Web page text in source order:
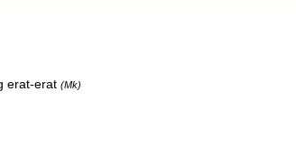
erat-erat (Mk)